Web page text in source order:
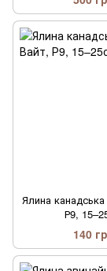
Ялина
Р9,
140